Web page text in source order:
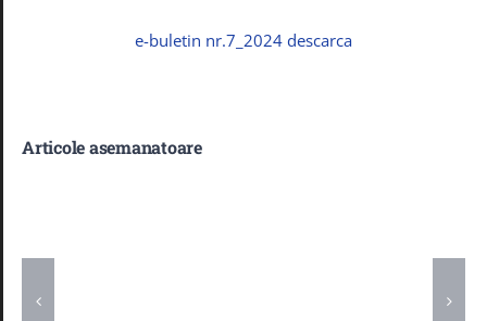
e-buletin nr.7_2024 descarca
Articole asemanatoare